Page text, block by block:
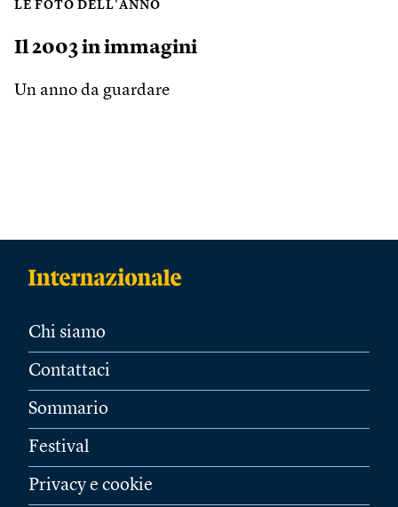
LE FOTO DELL'ANNO
Il 2003 in immagini
Un anno da guardare
Chi siamo
Contattaci
Sommario
Festival
Privacy e cookie